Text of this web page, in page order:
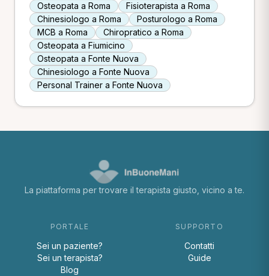
Osteopata a Roma
Fisioterapista a Roma
Chinesiologo a Roma
Posturologo a Roma
MCB a Roma
Chiropratico a Roma
Osteopata a Fiumicino
Osteopata a Fonte Nuova
Chinesiologo a Fonte Nuova
Personal Trainer a Fonte Nuova
La piattaforma per trovare il terapista giusto, vicino a te.
PORTALE
Sei un paziente?
Sei un terapista?
Blog
SUPPORTO
Contatti
Guide